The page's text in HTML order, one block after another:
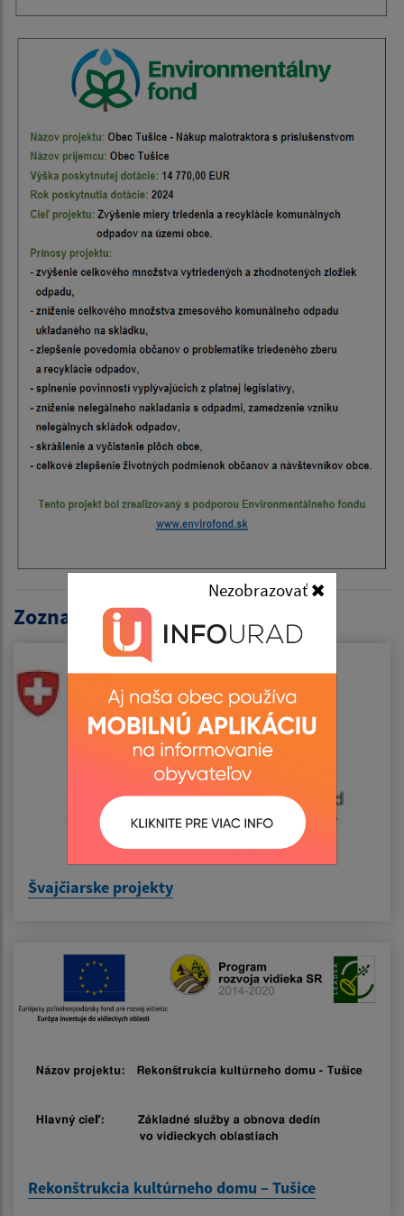
Nezobrazovať
Zoznam projektov:
Švajčiarske projekty
Rekonštrukcia kultúrneho domu – Tušice